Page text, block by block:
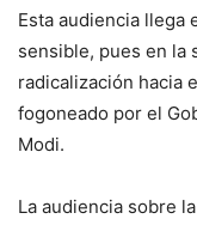
Esta audiencia llega
sensible, pues en la
radicalización hacia
fogoneado por el
Modi.
La audiencia sobre